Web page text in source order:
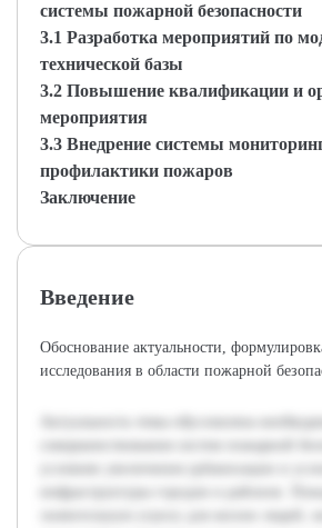
системы пожарной безопасности
3.1 Разработка мероприятий по
технической базы
3.2 Повышение квалификации и
мероприятия
3.3 Внедрение системы
профилактики пожаров
Заключение
Введение
Обоснование актуальности,
исследования в области пожарной